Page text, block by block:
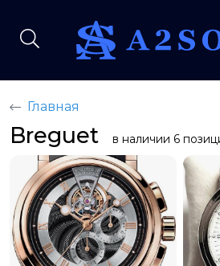
Главная
Breguet в наличии 6